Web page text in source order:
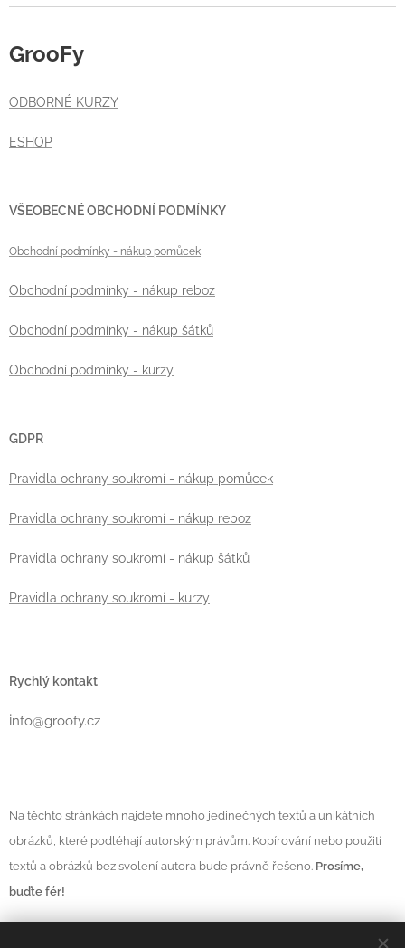
GrooFy
ODBORNÉ KURZY
ESHOP
VŠEOBECNÉ OBCHODNÍ PODMÍNKY
Obchodní podmínky - nákup pomůcek
Obchodní podmínky - nákup reboz
Obchodní podmínky - nákup šátků
Obchodní podmínky - kurzy
GDPR
Pravidla ochrany soukromí - nákup pomůcek
Pravidla ochrany soukromí - nákup reboz
Pravidla ochrany soukromí - nákup šátků
Pravidla ochrany soukromí - kurzy
Rychlý kontakt
info@groofy.cz
Na těchto stránkách najdete mnoho jedinečných textů a unikátních
obrázků, které podléhají autorským právům. Kopírování nebo použití
textů a obrázků bez svolení autora bude právně řešeno. Prosíme,
buďte fér!